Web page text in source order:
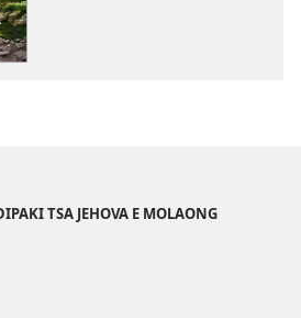
LEBELA
TSA JEHOVA E MOLAONG